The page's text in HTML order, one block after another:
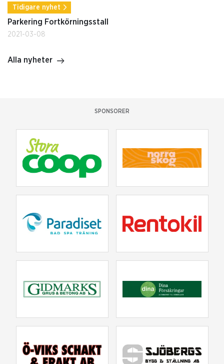
Tidigare nyhet
Parkering Fortkörningsstall
2021-03-08
Alla nyheter
SPONSORER